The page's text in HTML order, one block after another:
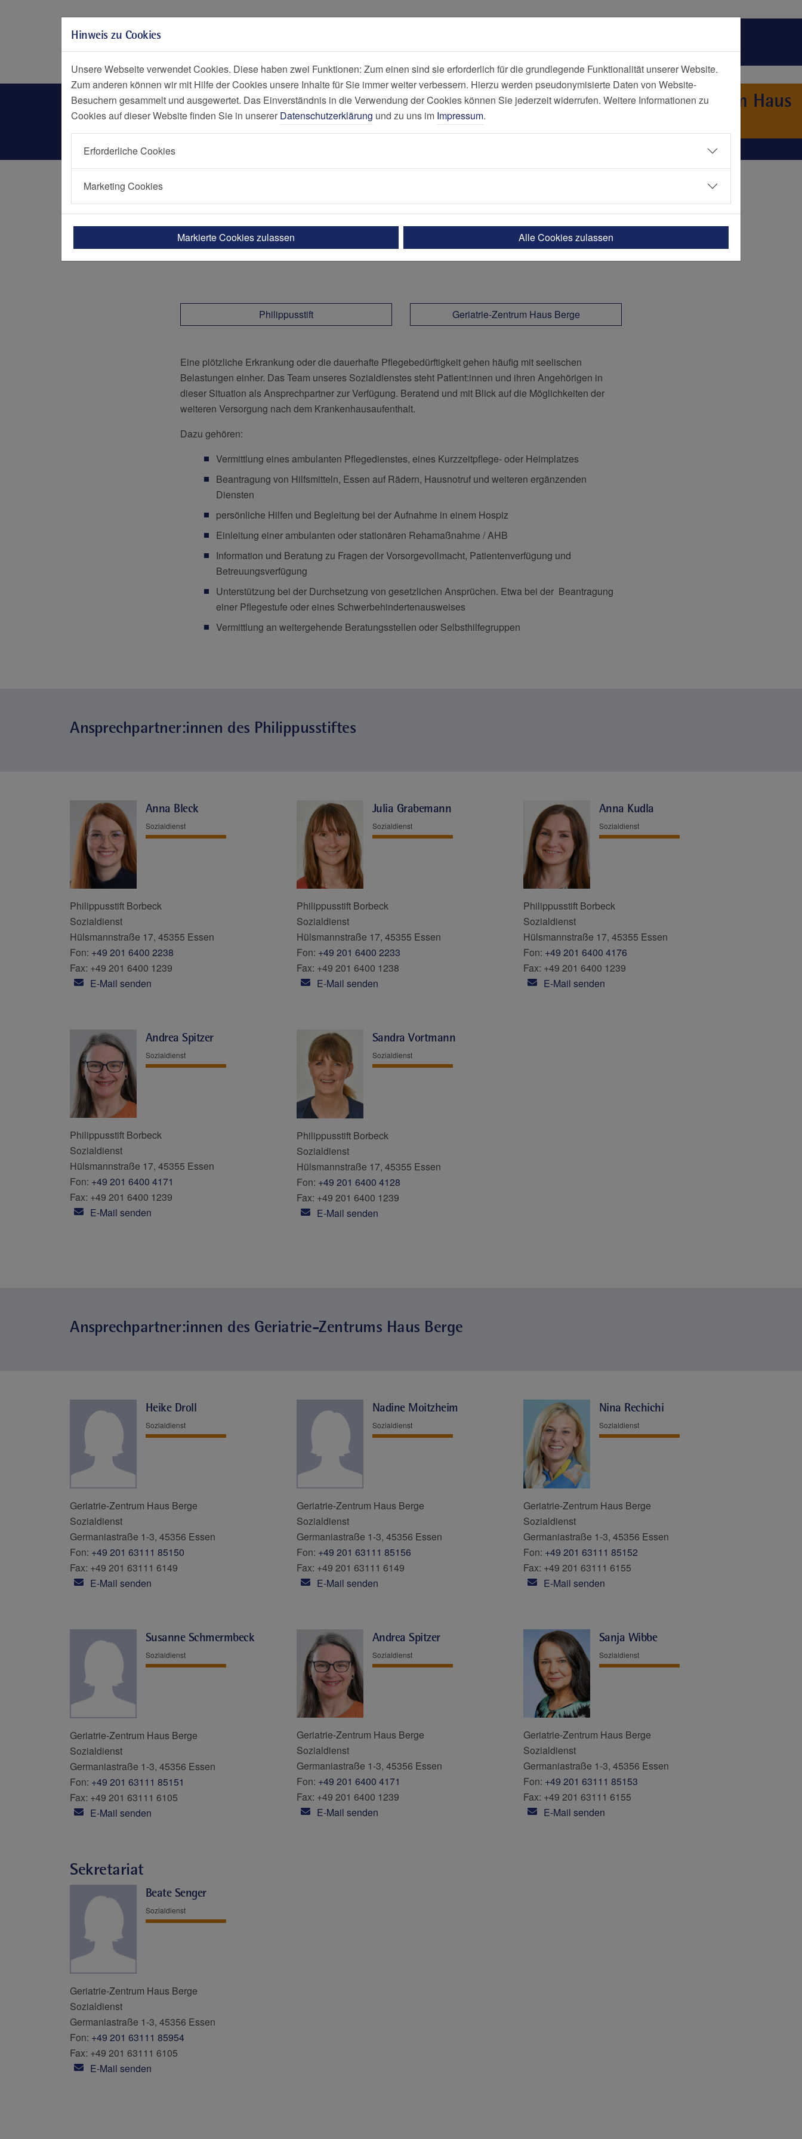
Zum Seitenende springen
Menü Social Media
Sozialdienst
Philippusstift Essen und Geriatrie-Zentrum Haus
Berge
Sozialdienst
Philippusstift Geriatrie-Zentrum Haus Berge
Eine plötzliche Erkrankung oder die dauerhafte Pflegebedürftigkeit gehen häufig mit seelischen
Belastungen einher. Das Team unseres Sozialdienstes steht Patient:innen und ihren Angehörigen in
dieser Situation als Ansprechpartner zur Verfügung. Beratend und mit Blick auf die Möglichkeiten der
weiteren Versorgung nach dem Krankenhausaufenthalt.
Dazu gehören:
Vermittlung eines ambulanten Pflegedienstes, eines Kurzzeitpflege- oder Heimplatzes
Beantragung von Hilfsmitteln, Essen auf Rädern, Hausnotruf und weiteren ergänzenden
Diensten
persönliche Hilfen und Begleitung bei der Aufnahme in einem Hospiz
Einleitung einer ambulanten oder stationären Rehamaßnahme / AHB
Information und Beratung zu Fragen der Vorsorgevollmacht, Patientenverfügung und
Betreuungsverfügung
Unterstützung bei der Durchsetzung von gesetzlichen Ansprüchen. Etwa bei der Beantragung
einer Pflegestufe oder eines Schwerbehindertenausweises
Vermittlung an weitergehende Beratungsstellen oder Selbsthilfegruppen
Ansprechpartner:innen des Philippusstiftes
Anna Bleck
Sozialdienst
Philippusstift Borbeck
Sozialdienst
Hülsmannstraße 17, 45355 Essen
Fon: +49 201 6400 2238
Fax: +49 201 6400 1239
E-Mail senden
Julia Grabemann
Sozialdienst
Philippusstift Borbeck
Sozialdienst
Hülsmannstraße 17, 45355 Essen
Fon: +49 201 6400 2233
Fax: +49 201 6400 1238
E-Mail senden
Anna Kudla
Sozialdienst
Philippusstift Borbeck
Sozialdienst
Hülsmannstraße 17, 45355 Essen
Fon: +49 201 6400 4176
Fax: +49 201 6400 1239
E-Mail senden
Andrea Spitzer
Sozialdienst
Philippusstift Borbeck
Sozialdienst
Hülsmannstraße 17, 45355 Essen
Fon: +49 201 6400 4171
Fax: +49 201 6400 1239
E-Mail senden
Sandra Vortmann
Sozialdienst
Philippusstift Borbeck
Sozialdienst
Hülsmannstraße 17, 45355 Essen
Fon: +49 201 6400 4128
Fax: +49 201 6400 1239
E-Mail senden
Ansprechpartner:innen des Geriatrie-Zentrums Haus Berge
Heike Droll
Sozialdienst
Geriatrie-Zentrum Haus Berge
Sozialdienst
Germaniastraße 1-3, 45356 Essen
Fon: +49 201 63111 85150
Fax: +49 201 63111 6149
E-Mail senden
Nadine Moitzheim
Sozialdienst
Geriatrie-Zentrum Haus Berge
Sozialdienst
Germaniastraße 1-3, 45356 Essen
Fon: +49 201 63111 85156
Fax: +49 201 63111 6149
E-Mail senden
Nina Rechichi
Sozialdienst
Geriatrie-Zentrum Haus Berge
Sozialdienst
Germaniastraße 1-3, 45356 Essen
Fon: +49 201 63111 85152
Fax: +49 201 63111 6155
E-Mail senden
Susanne Schmermbeck
Sozialdienst
Geriatrie-Zentrum Haus Berge
Sozialdienst
Germaniastraße 1-3, 45356 Essen
Fon: +49 201 63111 85151
Fax: +49 201 63111 6105
E-Mail senden
Andrea Spitzer
Sozialdienst
Geriatrie-Zentrum Haus Berge
Sozialdienst
Germaniastraße 1-3, 45356 Essen
Fon: +49 201 6400 4171
Fax: +49 201 6400 1239
E-Mail senden
Sanja Wibbe
Sozialdienst
Geriatrie-Zentrum Haus Berge
Sozialdienst
Germaniastraße 1-3, 45356 Essen
Fon: +49 201 63111 85153
Fax: +49 201 63111 6155
E-Mail senden
Sekretariat
Beate Senger
Sozialdienst
Geriatrie-Zentrum Haus Berge
Sozialdienst
Germaniastraße 1-3, 45356 Essen
Fon: +49 201 63111 85954
Fax: +49 201 63111 6105
E-Mail senden
Hinweis zu Cookies
Unsere Webseite verwendet Cookies. Diese haben zwei Funktionen: Zum einen sind sie erforderlich für die grundlegende Funktionalität unserer Website.
Zum anderen können wir mit Hilfe der Cookies unsere Inhalte für Sie immer weiter verbessern. Hierzu werden pseudonymisierte Daten von Website-
Besuchern gesammelt und ausgewertet. Das Einverständnis in die Verwendung der Cookies können Sie jederzeit widerrufen. Weitere Informationen zu
Cookies auf dieser Website finden Sie in unserer Datenschutzerklärung und zu uns im Impressum.
Erforderliche Cookies
Marketing Cookies
Markierte Cookies zulassen Alle Cookies zulassen